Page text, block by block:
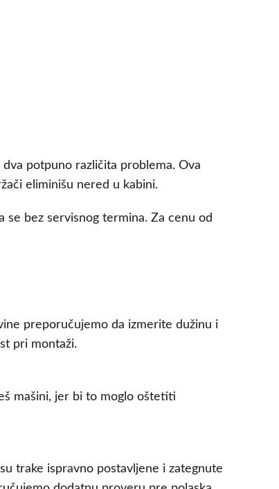
potpuno različita problema. Ova
eliminišu nered u kabini.
bez servisnog termina. Za cenu od
preporučujemo da izmerite dužinu i
pri montaži.
mašini, jer bi to moglo oštetiti
trake ispravno postavljene i zategnute